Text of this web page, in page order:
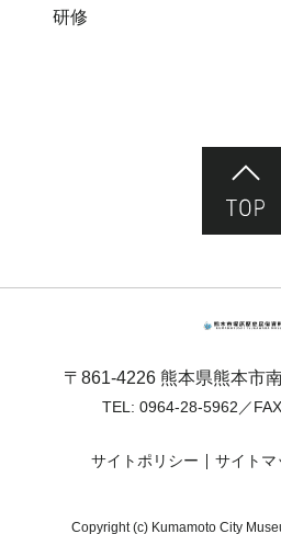
研修
〒861-4226 熊本県熊本市
TEL: 0964-28-5962 ／
サイトポリシー サイトマ
Copyright (c) Kumamoto City